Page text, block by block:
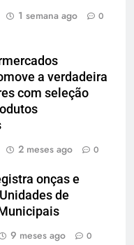
1 semana ago 0
a verdadeira
com seleção
2 meses ago 0
onças e
de
9 meses ago 0